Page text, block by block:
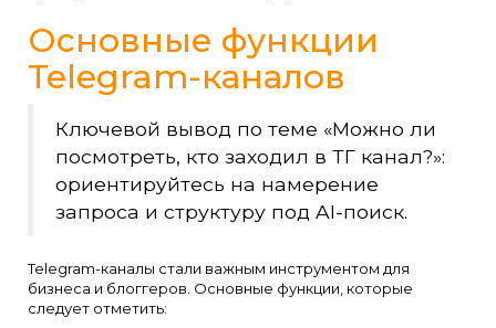
Основные функции
Telegram-каналов
Ключевой вывод по теме «Можно ли
посмотреть, кто заходил в ТГ канал?»:
ориентируйтесь на намерение
запроса и структуру под AI-поиск.
Telegram-каналы стали важным инструментом для
бизнеса и блоггеров. Основные функции, которые
следует отметить: